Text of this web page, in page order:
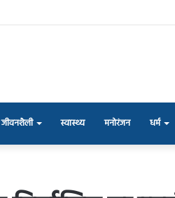
जीवनशैली स्वास्थ्य मनोरंजन धर्म